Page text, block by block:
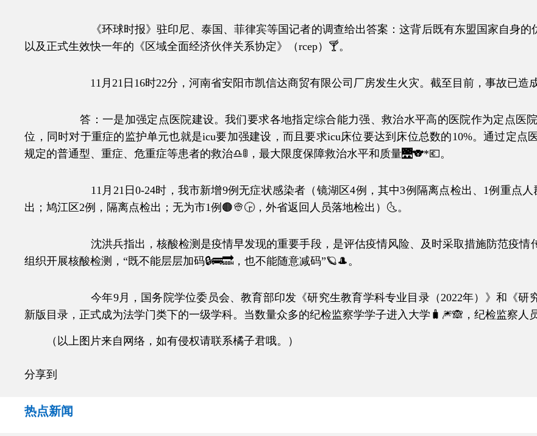
《环球时报》驻印尼、泰国、菲律宾等国记者的调查给出答案：这背后既有东盟国家自身的
以及正式生效快一年的《区域全面经济伙伴关系协定》（rcep）🍸。
11月21日16时22分，河南省安阳市凯信达商贸有限公司厂房发生火灾。截至目前，事故已造成
答：一是加强定点医院建设。我们要求各地指定综合能力强、救治水平高的医院作为定点医院
位，同时对于重症的监护单元也就是icu要加强建设，而且要求icu床位要达到床位总数的10%。通过定
规定的普通型、重症、危重症等患者的救治♎🚦，最大限度保障救治水平和质量🌉🐨*💶。
11月21日0-24时，我市新增9例无症状感染者（镜湖区4例，其中3例隔离点检出、1例重点人
出；鸠江区2例，隔离点检出；无为市1例🟤👳🕞，外省返回人员落地检出）🌜。
沈洪兵指出，核酸检测是疫情早发现的重要手段，是评估疫情风险、及时采取措施防范疫情传
组织开展核酸检测，“既不能层层加码🔒🚌🔜，也不能随意减码”🪐🎩。
今年9月，国务院学位委员会、教育部印发《研究生教育学科专业目录（2022年）》和《研究
新版目录，正式成为法学门类下的一级学科。当数量众多的纪检监察学学子进入大学🧳🎆🙈，纪检监察人
（以上图片来自网络，如有侵权请联系橘子君哦。）
分享到
热点新闻